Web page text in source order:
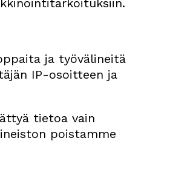
ja työvälineitä
IP-osoitteen ja
tietoa vain
poistamme